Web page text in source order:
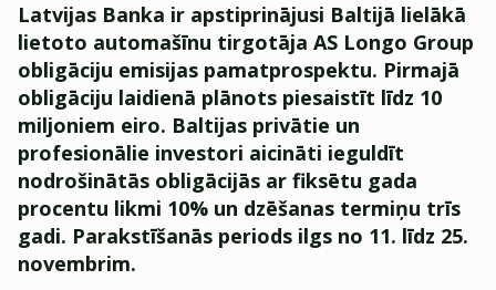
Latvijas Banka ir apstiprinājusi Baltijā lielākā
lietoto automašīnu tirgotāja AS Longo Group
obligāciju emisijas pamatprospektu. Pirmajā
obligāciju laidienā plānots piesaistīt līdz 10
miljoniem eiro. Baltijas privātie un
profesionālie investori aicināti ieguldīt
nodrošinātās obligācijās ar fiksētu gada
procentu likmi 10% un dzēšanas termiņu trīs
gadi. Parakstīšanās periods ilgs no 11. līdz 25.
novembrim.